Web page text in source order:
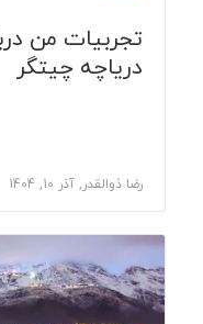
دریاچه چیتگر
رضا ذوالقدر, آذر 10, 1404